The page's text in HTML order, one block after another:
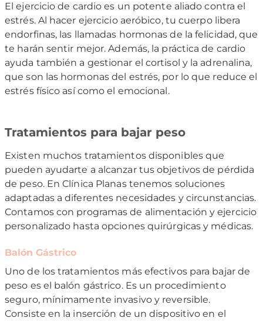
El ejercicio de cardio es un potente aliado contra el
estrés. Al hacer ejercicio aeróbico, tu cuerpo libera
endorfinas, las llamadas hormonas de la felicidad, que
te harán sentir mejor. Además, la práctica de cardio
ayuda también a gestionar el cortisol y la adrenalina,
que son las hormonas del estrés, por lo que reduce el
estrés físico así como el emocional.
Tratamientos para bajar peso
Existen muchos tratamientos disponibles que
pueden ayudarte a alcanzar tus objetivos de pérdida
de peso. En Clínica Planas tenemos soluciones
adaptadas a diferentes necesidades y circunstancias.
Contamos con programas de alimentación y ejercicio
personalizado hasta opciones quirúrgicas y médicas.
Balón Gástrico
Uno de los tratamientos más efectivos para bajar de
peso es el balón gástrico. Es un procedimiento
seguro, mínimamente invasivo y reversible.
Consiste en la inserción de un dispositivo en el